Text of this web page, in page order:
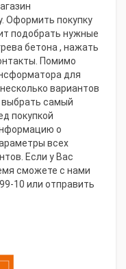
Оформить покупку
подобрать нужные
бетона , нажать
Помимо
для
вариантов
выбрать самый
покупкой
о
всех
Если у Вас
сможете с нами
10 или отправить